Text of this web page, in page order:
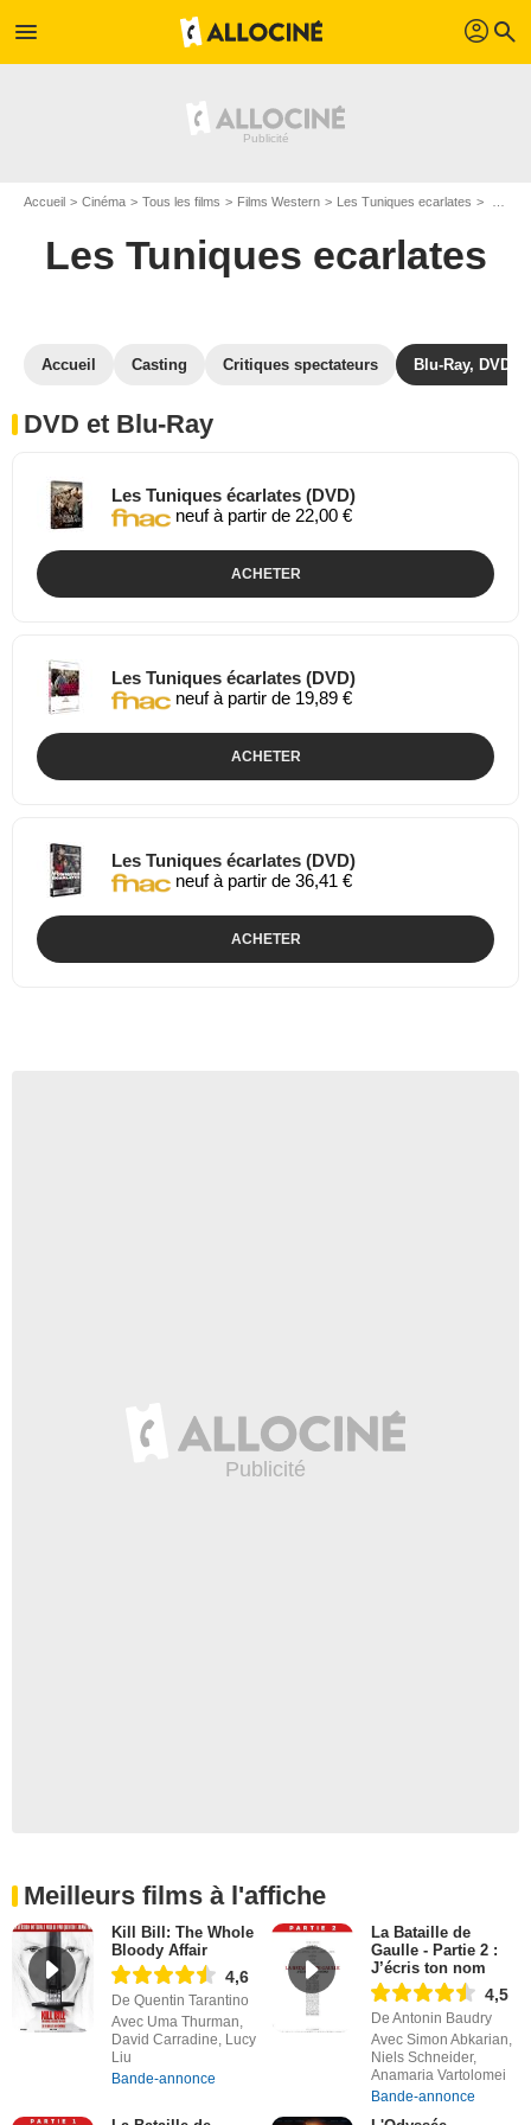
menu profil search
Accueil Cinéma Tous les films Films Western Les Tuniques ecarlates
Les Tuniques ecarlates
Accueil Casting Critiques spectateurs Blu-Ray, DVD
DVD et Blu-Ray
Les Tuniques écarlates (DVD)
neuf à partir de 22,00 €
ACHETER
Les Tuniques écarlates (DVD)
neuf à partir de 19,89 €
ACHETER
Les Tuniques écarlates (DVD)
neuf à partir de 36,41 €
ACHETER
Meilleurs films à l'affiche
Kill Bill: The Whole
Bloody Affair
4,6
De Quentin Tarantino
Avec Uma Thurman,
David Carradine, Lucy
Liu
Bande-annonce
La Bataille de
Gaulle - Partie 2 :
J’écris ton nom
4,5
De Antonin Baudry
Avec Simon Abkarian,
Niels Schneider,
Anamaria Vartolomei
Bande-annonce